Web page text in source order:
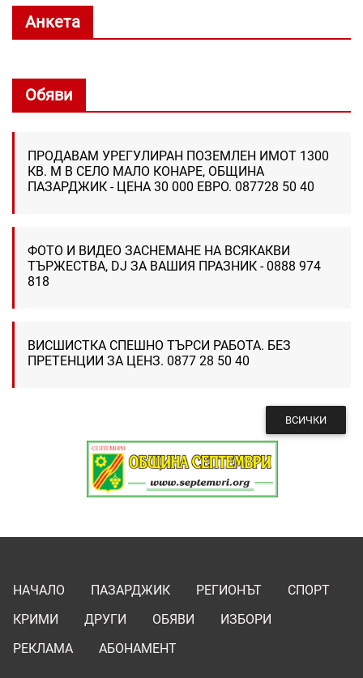
Анкета
Обяви
ПРОДАВАМ УРЕГУЛИРАН ПОЗЕМЛЕН ИМОТ 1300
КВ. М В СЕЛО МАЛО КОНАРЕ, ОБЩИНА
ПАЗАРДЖИК - ЦЕНА 30 000 ЕВРО. 087728 50 40
ФОТО И ВИДЕО ЗАСНЕМАНЕ НА ВСЯКАКВИ
ТЪРЖЕСТВА, DJ ЗА ВАШИЯ ПРАЗНИК - 0888 974
818
ВИСШИСТКА СПЕШНО ТЪРСИ РАБОТА. БЕЗ
ПРЕТЕНЦИИ ЗА ЦЕНЗ. 0877 28 50 40
ВСИЧКИ
НАЧАЛО ПАЗАРДЖИК РЕГИОНЪТ
СПОРТ
КРИМИ
ДРУГИ ОБЯВИ
ИЗБОРИ
РЕКЛАМА
АБОНАМЕНТ